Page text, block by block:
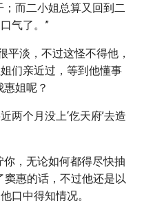
；而二小姐总算又回到二
气了。”
平淡，不过这怪不得他，
们亲近过，等到他懂事
姐呢？
两个月没上‘仡天府’去造
，无论如何都得尽快抽
窦惠的话，不过他还是以
口中得知情况。